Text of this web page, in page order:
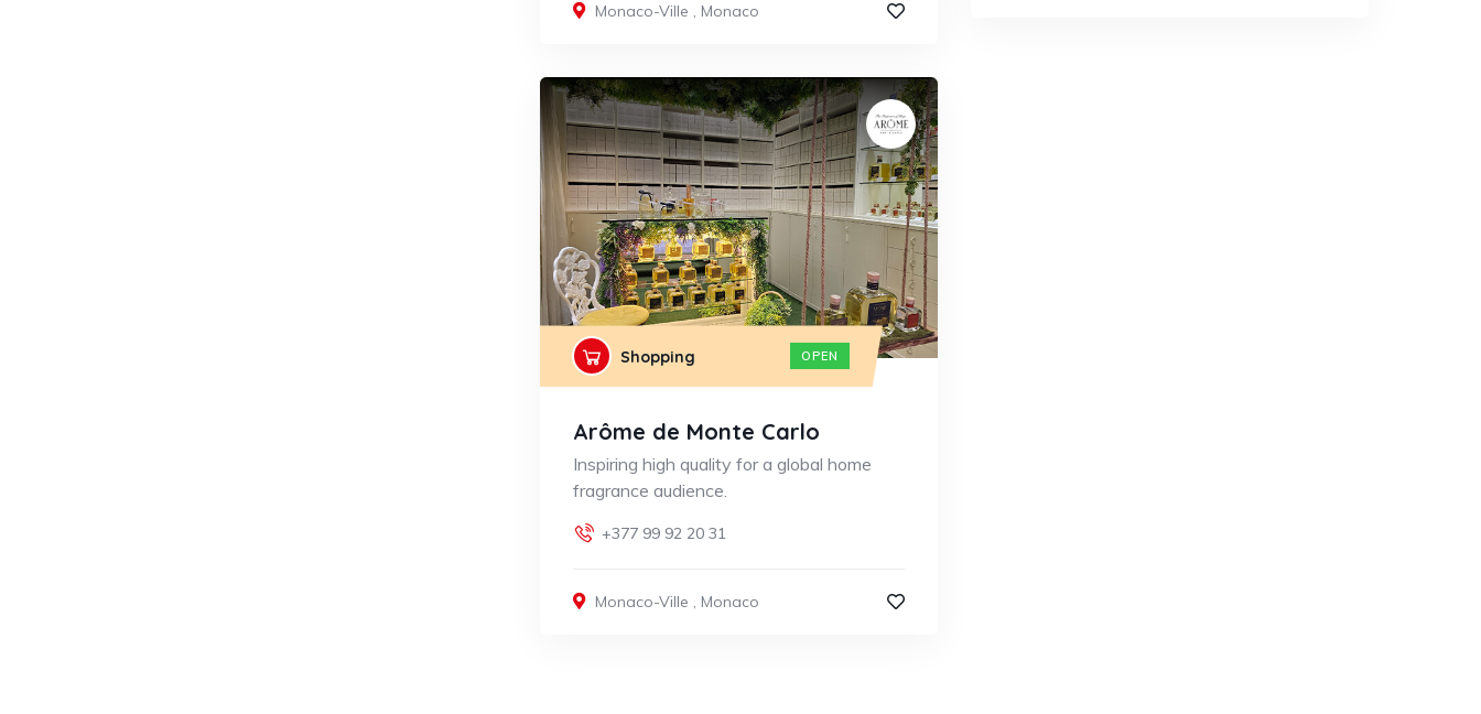
Monaco-Ville , Monaco
Shopping OPEN
Arôme de Monte Carlo
Inspiring high quality for a global home
fragrance audience.
+377 99 92 20 31
Monaco-Ville , Monaco